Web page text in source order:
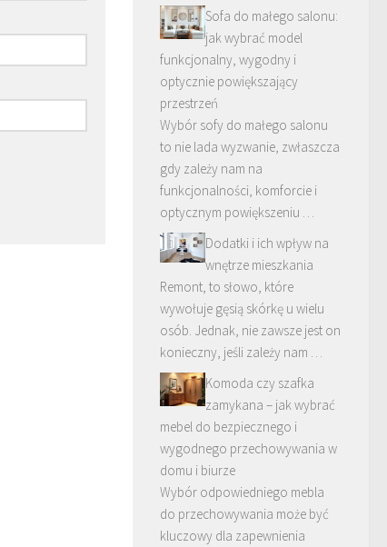
Sofa do małego salonu:
jak wybrać model
funkcjonalny, wygodny i
optycznie powiększający
przestrzeń
Wybór sofy do małego salonu
to nie lada wyzwanie, zwłaszcza
gdy zależy nam na
funkcjonalności, komforcie i
optycznym powiększeniu …
Dodatki i ich wpływ na
wnętrze mieszkania
Remont, to słowo, które
wywołuje gęsią skórkę u wielu
osób. Jednak, nie zawsze jest on
konieczny, jeśli zależy nam …
Komoda czy szafka
zamykana – jak wybrać
mebel do bezpiecznego i
wygodnego przechowywania w
domu i biurze
Wybór odpowiedniego mebla
do przechowywania może być
kluczowy dla zapewnienia